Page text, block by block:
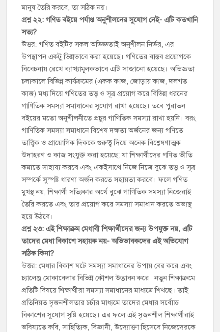
মানুষ তৈরি করবে, তা সঠিক নয়।
প্রশ্ন ২২: গণিত বইয়ে পর্যাপ্ত অনুশীলনের সুযোগ নেই- এটি কতখানি
সত্য?
উত্তর: গণিত বইটির সকল অভিজ্ঞতাই অনুশীলন নির্ভর, এর
উপস্থাপন একটু ভিন্নভাবে করা হয়েছে। গণিতের বাস্তব প্রয়োগকে
বিবেচনায় রেখে ব্যাখ্যামূলকভাবে এটি সাজানো হয়েছে। অভিজ্ঞতা
চলাকালে বিভিন্ন কার্যক্রমের (একক কাজ, জোড়ায় কাজ, দলগত
কাজ) মধ্য দিয়ে গণিতের তত্ত্ব ও সূত্র প্রয়োগ করে বিভিন্ন ধরনের
গাণিতিক সমস্যা সমাধানের সুযোগ রাখা হয়েছে। তবে পুরাতন
বইয়ের মতো অনুশীলনীতে প্রচুর গাণিতিক সমস্যা রাখা হয়নি। বরং
গাণিতিক সমস্যা সমাধানে বিশেষ দক্ষতা অর্জনের জন্য গণিতে
তাত্ত্বিক ও প্রায়োগিক দিককে গুরুত্ব দিয়ে অনেক বিশ্লেষণাত্মক
উদাহরণ ও কাজ সংযুক্ত করা হয়েছে; যা শিক্ষার্থীদের গণিত ভীতি
কমাতে সাহায্য করবে এবং একইসাথে নিজে নিজে বুঝে তত্ত্ব ও সূত্র
সম্পর্কে সুস্পষ্ট ধারণা অর্জন করতে সহায়তা করবে। ফলে গণিত
মুখস্থ নয়, শিক্ষার্থী সত্যিকার অর্থে বুঝে গাণিতিক সমস্যা নিজেরাই
তৈরি করতে এবং তার প্রয়োগ করে সমস্যা সমাধান করতে অভ্যস্থ
হয়ে উঠবে।
প্রশ্ন ২৩: এই শিক্ষাক্রম মেধাবী শিক্ষার্থীদের জন্য উপযুক্ত নয়, এটি
তাদের মেধা বিকাশে সহায়ক নয়- অভিভাবকদের এই অভিযোগ
সঠিক কিনা?
উত্তর: মেধার বিকাশ ঘটে সমস্যা সমাধানের উপায় বের করে এবং
চ্যালেঞ্জ মোকাবেলার বিভিন্ন কৌশল উদ্ভাবন করে। নতুন শিক্ষাক্রমে
প্রতিটি বিষয়ে শিক্ষার্থীরা সমস্যা সমাধানের মাধ্যমে শিখছে। তাই
প্রতিনিয়ত সৃজনশীলতার চর্চার মাধ্যমে তাদের মেধার সর্বোচ্চ
বিকাশের সুযোগ সৃষ্টি হয়েছে। এর ফলে এই সৃজনশীল শিক্ষার্থীরাই
ভবিষ্যতে কবি, সাহিত্যিক, বিজ্ঞানী, উদ্যোক্তা হিসেবে নিজেদেরকে